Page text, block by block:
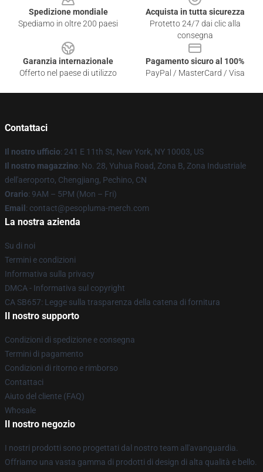
Spedizione mondiale
Spediamo in oltre 200 paesi
Acquista in tutta sicurezza
Protetto 24/7 dai clic alla
consegna
Garanzia internazionale
Offerto nel paese di utilizzo
Pagamento sicuro al 100%
PayPal / MasterCard / Visa
Contattaci
Il nostro ufficio: 241 E 11th St, New York, NY 10003, US
Il nostro magazzino: No. 28, Yuhua Road, Zona B, Zona Industriale
dell'aeroporto, Chengjiang, Pechino, CN
Orario: 9AM – 5PM (Mon – Fri)
Email : contact@pesopluma-merch.com
La nostra azienda
Su di noi
Termini e condizioni
Informativa sulla privacy
DMCA - Informativa sul copyright
CA SB657: Legge sulla trasparenza della catena di fornitura
Il nostro supporto
Condizioni di spedizione e consegna
Termini di pagamento
Condizioni di ritorno e rimborso
Contattaci
Aiuto del cliente (FAQ)
Whosale
Il nostro negozio
I nostri prodotti sono progettati dal nostro team all'avanguardia.
Offriamo una vasta gamma di prodotti di design di alta qualità e bello.